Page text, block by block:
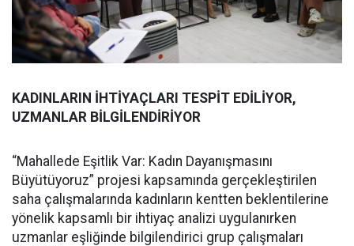
KADINLARIN İHTİYAÇLARI TESPİT EDİLİYOR,
UZMANLAR BİLGİLENDİRİYOR
“Mahallede Eşitlik Var: Kadın Dayanışmasını
Büyütüyoruz” projesi kapsamında gerçekleştirilen
saha çalışmalarında kadınların kentten beklentilerine
yönelik kapsamlı bir ihtiyaç analizi uygulanırken
uzmanlar eşliğinde bilgilendirici grup çalışmaları